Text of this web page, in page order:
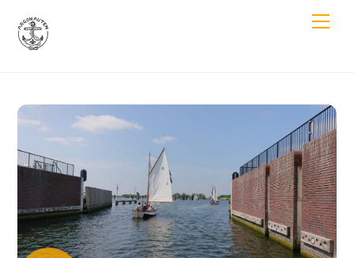
content